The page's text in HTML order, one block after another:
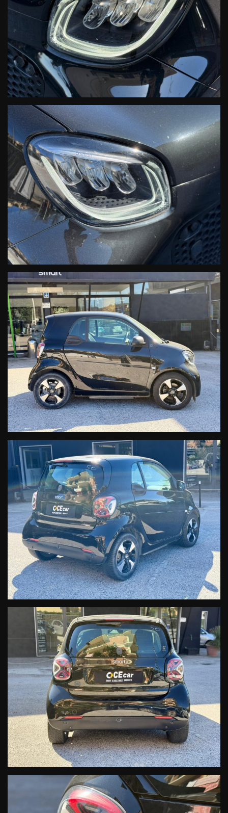
4° TAGLIANDO A KM. 64.447 GRATUITO ALLA CONSEGNA DELLA
VETTURA
-CONDIZIONI: impeccabili, le Smart Direzionali profumano ancora di
nuovo
-PROVENIENZA: certa e sicura, arrivano direttamente dalla
DAIMLER AG. (Fabbrica) e non dal canale commerciale "EX
NOLEGGIO", COME QUASI TUTTE LE SMART IN COMMERCIO.
-PREZZO: vantaggiosissimo, il piu' delle volte generano un risparmio
fino al 45% in meno dal listino del nuovo
-KM: pochi e certificati per iscritto
-PRECEDENTE UTILIZZO: le Smart Direzionali sono intestate al
dipendente Fabbrica ed utilizzate solo da chi le ha costruite!!!!
-GARANZIA: la stessa riservata alle Smart nuove, con riferimento
alla data di prima immatricolazione. Su questa tipologia di vetture è
possibile estendere la Garanzia Ufficiale fino al 4° anno di vita della
vettura con un unico interlocutore, MERCEDES-BENZ ITALIA SpA.
ATTIVAZIONE del contratto di estensione di Garanzia in SEDE.
-RETE UFFICIALE: le Smart Direzionali sono vetture ufficiali,
proposte soltanto dalla Rete Ufficiale Smart aderente e non dai
generici commercianti di auto plurimarche!!!!
-ACCORDO ASSISTENZA MERCEDES-BENZ ITALIA: su tutte le Smart
Direzionali è possibile pianificare sia la manutenzione ordinaria che
straordinaria, con un minimo importo mensile, attivando il
Contratto Service Plus esclusivamente con MERCEDES-BENZ
ITALIA SpA (Filiale italiana della DAIMLER AG.).
ATTIVAZIONE del Contratto Service Plus in SEDE .
-PROMOZIONE 24: in caso di finanziamento anticipo 0 (zero)+ 24
mesi di assicurazione furto-incendio-rapina in omaggio con
scoperto opzionale uguale a 0 (zero) Questa promozione, valida per
le Smart nuove, è estesa a tutte le vetture Direzionali, essendo
queste in condizioni assimilabili alle Smart nuove !!
Ufficio Vendite Smart:
Dott.ssa Teresa Della Valle 0823301343 interno 45
venditasmartcaserta@cecarsrl.com
Ufficio Vendite Smart:
Dott.Davide Coscione 0823301748 interno 43
venditasmartcaserta1@cecarsrl.com
Ufficio Accettazione & Assistenza:
0823301343 interno 47
accettazionesmartcaserta@cecarsrl.com
Ufficio Ricambi Originali smart:
Postmaster@cecarsrl.com
SMART CECAR Srl
Rete Ufficiale Smart Service
Vendita-Assistenza Ricambi
Le informazioni relative alla vettura, alla documentazione e ai servizi
collegati, per quanto accurate, possono tuttavia contenere errori o
imprecisioni. Quanto descritto non ha pertanto valore contrattuale
ma solo informativo. L'onere di verifica e' riservato all' acquirente.
Nella impossibilita' di un continuo aggiornamento, i prezzi sono da
considerarsi indicativi e non comprendono eventuali migliorie
apportate in seguito.
* L'estensione della garanzia, del secondo, terzo e quarto anno, è un
prodotto di vendita soggetto ad importi ed a tariffazione differente,
in base all'anzianietà ed al modello di vettura predefinita.